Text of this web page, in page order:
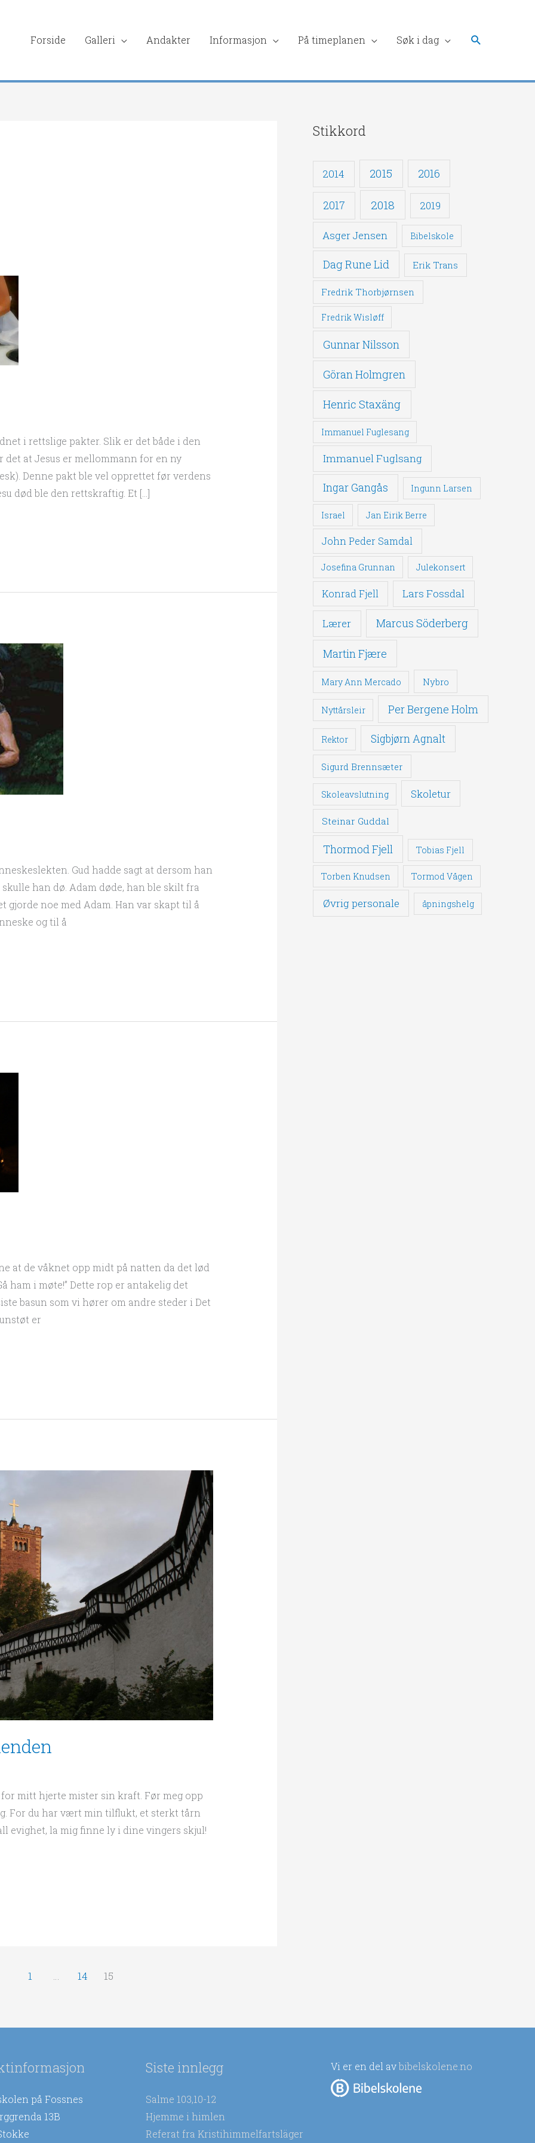
Forside Galleri Andakter Informasjon På timeplanen Søk i dag Søk
i rettslige pakter. Slik er det både i den
det at Jesus er mellommann for en ny
Denne pakt ble vel opprettet før verdens
død ble den rettskraftig. Et […]
Gud hadde sagt at dersom han
han dø. Adam døde, han ble skilt fra
gjorde noe med Adam. Han var skapt til å
og til å
at de våknet opp midt på natten da det lød
ham i møte!” Dette rop er antakelig det
basun som vi hører om andre steder i Det
er
mitt hjerte mister sin kraft. Før meg opp
For du har vært min tilflukt, et sterkt tårn
evighet, la mig finne ly i dine vingers skjul!
1 … 14 15
Stikkord
2014 2015 2016
2017 2018 2019
Asger Jensen Bibelskole
Dag Rune Lid Erik Trans
Fredrik Thorbjørnsen
Fredrik Wisløff
Gunnar Nilsson
Göran Holmgren
Henric Staxäng
Immanuel Fuglesang
Immanuel Fuglsang
Ingar Gangås Ingunn Larsen
Israel Jan Eirik Berre
John Peder Samdal
Josefina Grunnan Julekonsert
Konrad Fjell Lars Fossdal
Lærer Marcus Söderberg
Martin Fjære
Mary Ann Mercado Nybro
Nyttårsleir Per Bergene Holm
Rektor Sigbjørn Agnalt
Sigurd Brennsæter
Skoleavslutning Skoletur
Steinar Guddal
Thormod Fjell Tobias Fjell
Torben Knudsen Tormod Vågen
Øvrig personale åpningshelg
på Fossnes
13B
Siste innlegg
Salme 103,10-12
Hjemme i himlen
Referat fra Kristihimmelfartsläger
Vi er en del avbibelskolene.no